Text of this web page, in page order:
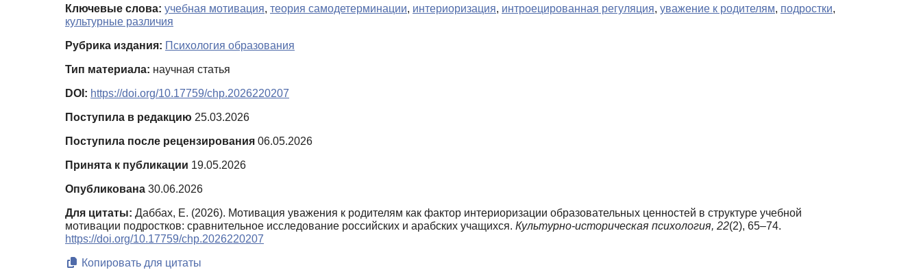
Ключевые слова: учебная мотивация, теория самодетерминации, интериоризация, интроецированная регуляция, уважение к родителям, подростки,
культурные различия
Рубрика издания: Психология образования
Тип материала: научная статья
DOI: https://doi.org/10.17759/chp.2026220207
Поступила в редакцию 25.03.2026
Поступила после рецензирования 06.05.2026
Принята к публикации 19.05.2026
Опубликована 30.06.2026
Для цитаты: Даббах, Е. (2026). Мотивация уважения к родителям как фактор интериоризации образовательных ценностей в структуре учебной
мотивации подростков: сравнительное исследование российских и арабских учащихся. Культурно-историческая психология, 22(2), 65–74.
https://doi.org/10.17759/chp.2026220207
Копировать для цитаты